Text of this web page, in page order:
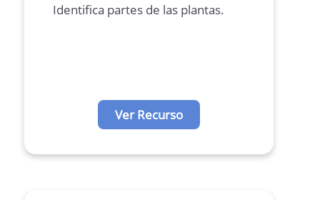
Identifica partes de las plantas.
Ver Recurso